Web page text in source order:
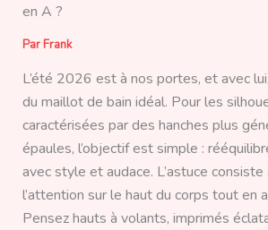
en A ?
Par Frank
L’été 2026 est à nos portes, et avec
du maillot de bain idéal. Pour les
caractérisées par des hanches plus
épaules, l’objectif est simple :
avec style et audace. L’astuce
l’attention sur le haut du corps tout en
Pensez hauts à volants, imprimés